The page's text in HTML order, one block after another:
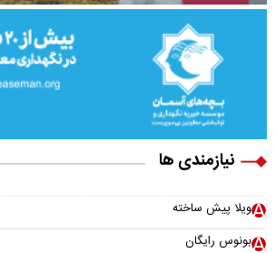
نیازمندی ها
ویلا پیش ساخته
بونوس رایگان